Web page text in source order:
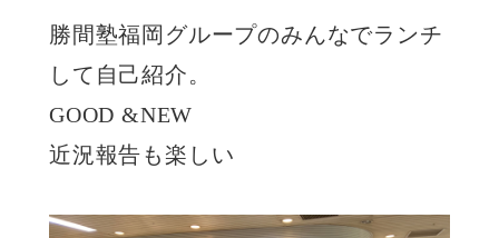
勝間塾福岡グループのみんなでランチ
して自己紹介。
GOOD &NEW
近況報告も楽しい